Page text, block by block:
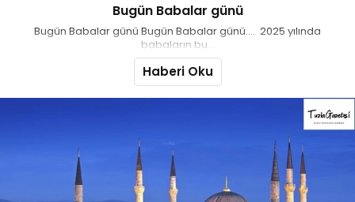
Bugün Babalar günü
Bugün Babalar günü Bugün Babalar günü.... 2025 yılında
babaların bu...
Haberi Oku